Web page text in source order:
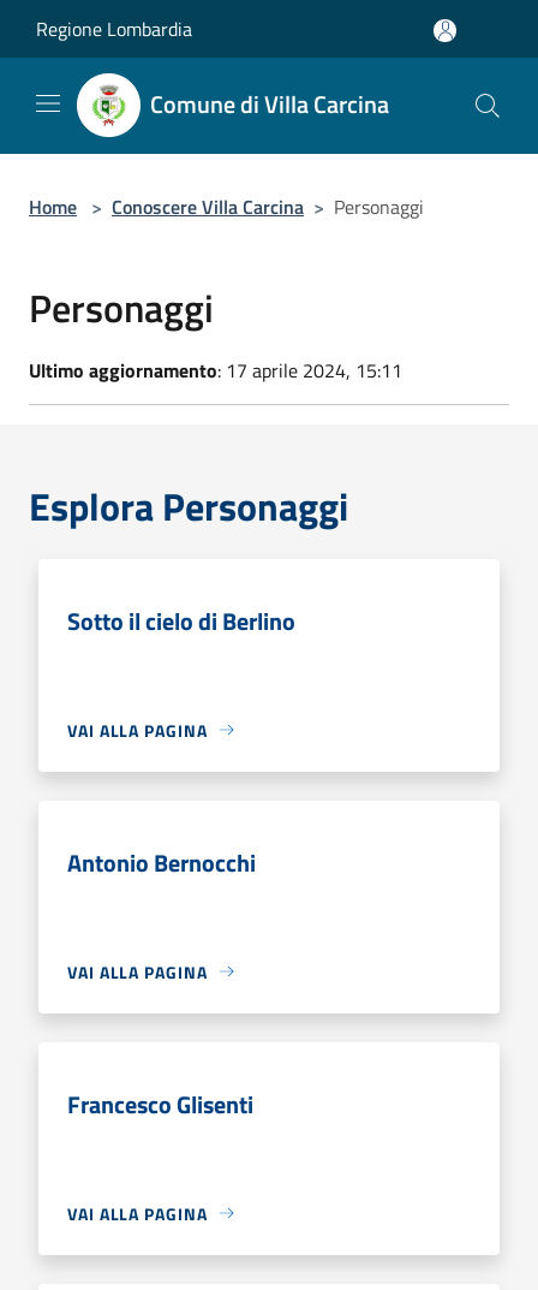
Regione Lombardia
Comune di Villa Carcina
Home > Conoscere Villa Carcina > Personaggi
Personaggi
Ultimo aggiornamento: 17 aprile 2024, 15:11
Esplora Personaggi
Sotto il cielo di Berlino
VAI ALLA PAGINA
Antonio Bernocchi
VAI ALLA PAGINA
Francesco Glisenti
VAI ALLA PAGINA